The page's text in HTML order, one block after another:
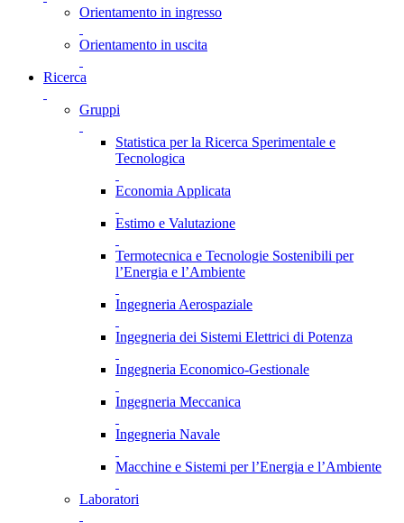
Orientamento in ingresso
Orientamento in uscita
Ricerca
Gruppi
Statistica per la Ricerca Sperimentale e
Tecnologica
Economia Applicata
Estimo e Valutazione
Termotecnica e Tecnologie Sostenibili per
l’Energia e l’Ambiente
Ingegneria Aerospaziale
Ingegneria dei Sistemi Elettrici di Potenza
Ingegneria Economico-Gestionale
Ingegneria Meccanica
Ingegneria Navale
Macchine e Sistemi per l’Energia e l’Ambiente
Laboratori